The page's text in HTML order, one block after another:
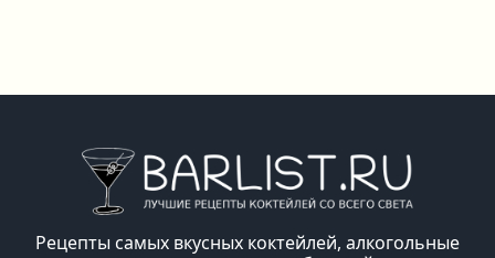
Рецепты самых вкусных коктейлей, алкогольные